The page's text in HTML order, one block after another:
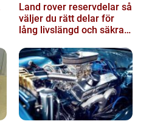
Land rover reservdelar så
väljer du rätt delar för
lång livslängd och säkra